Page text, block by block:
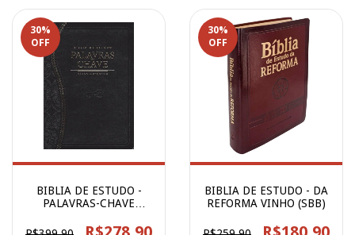
30%
OFF
BIBLIA DE ESTUDO -
PALAVRAS-CHAVE
30%
OFF
BIBLIA DE ESTUDO - DA
REFORMA VINHO (SBB)